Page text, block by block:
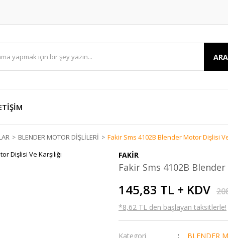
ARA
BLENDER MOTOR DİŞLİLERİ Fakir Sms 4102B Blender Motor Dişlisi Ve
FAKİR
Fakir Sms 4102B Blender
145,83 TL + KDV
*8,62 TL den başlayan taksitlerle!
Kategori
BLENDER